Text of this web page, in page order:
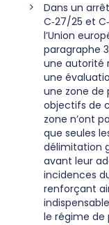
Dans un
C‑27/25 et
l’Union
paragraphe
une autorité
une
une zone de
objectifs de
zone n’ont
que seules
délimitation
avant leur
incidences
renforçant
le régime de